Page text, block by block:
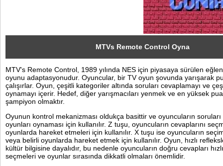
Pinterest
MTVs Remote Control Oyna
MTV's Remote Control, 1989 yılında NES için piyasaya sürülen
oyunu adaptasyonudur. Oyuncular, bir TV oyun şovunda yarışarak
çalışırlar. Oyun, çeşitli kategoriler altında soruları cevaplamayı ve
oynamayı içerir. Hedef, diğer yarışmacıları yenmek ve en yüksek
şampiyon olmaktır.
Oyunun kontrol mekanizması oldukça basittir ve oyuncuların soruları
oyunları oynaması için kullanılır. Z tuşu, oyuncuların cevaplarını
oyunlarda hareket etmeleri için kullanılır. X tuşu ise oyuncuların
veya belirli oyunlarda hareket etmek için kullanılır. Oyun, hızlı
kültür bilgisine dayalıdır, bu nedenle oyuncuların doğru cevapları
seçmeleri ve oyunlar sırasında dikkatli olmaları önemlidir.